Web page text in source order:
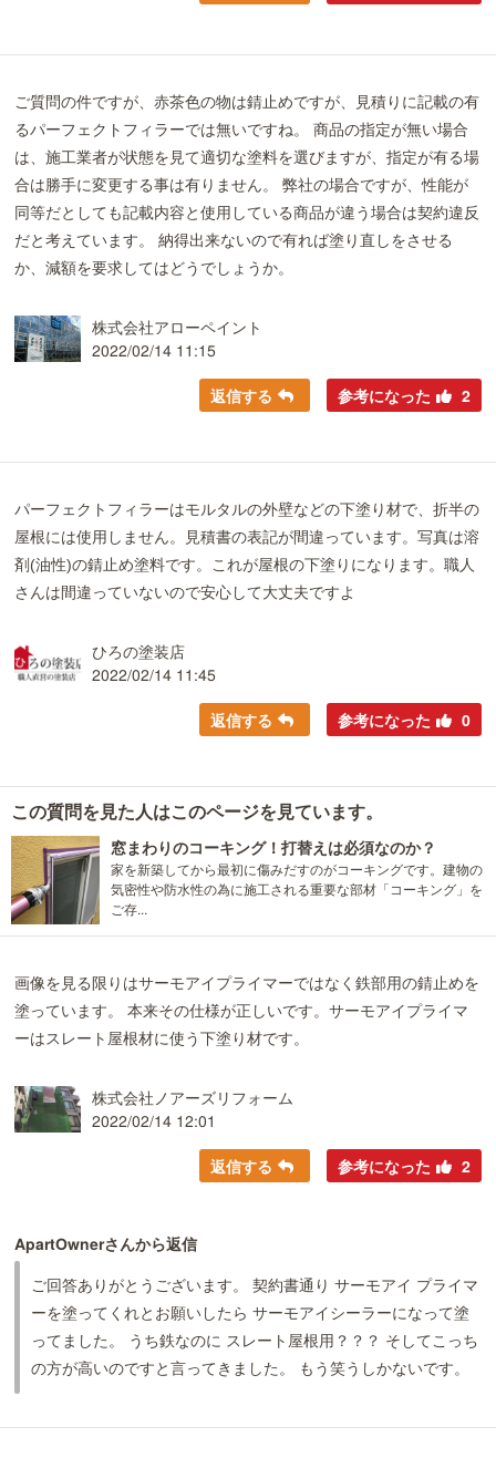
ご質問の件ですが、赤茶色の物は錆止めですが、見積りに記載の有
るパーフェクトフィラーでは無いですね。 商品の指定が無い場合
は、施工業者が状態を見て適切な塗料を選びますが、指定が有る場
合は勝手に変更する事は有りません。 弊社の場合ですが、性能が
同等だとしても記載内容と使用している商品が違う場合は契約違反
だと考えています。 納得出来ないので有れば塗り直しをさせる
か、減額を要求してはどうでしょうか。
株式会社アローペイント
2022/02/14 11:15
返信する 参考になった 2
パーフェクトフィラーはモルタルの外壁などの下塗り材で、折半の
屋根には使用しません。見積書の表記が間違っています。写真は溶
剤(油性)の錆止め塗料です。これが屋根の下塗りになります。職人
さんは間違っていないので安心して大丈夫ですよ
ひろの塗装店
2022/02/14 11:45
返信する 参考になった 0
この質問を見た人はこのページを見ています。
窓まわりのコーキング！打替えは必須なのか？
家を新築してから最初に傷みだすのがコーキングです。建物の
気密性や防水性の為に施工される重要な部材「コーキング」を
ご存...
画像を見る限りはサーモアイプライマーではなく鉄部用の錆止めを
塗っています。 本来その仕様が正しいです。サーモアイプライマ
ーはスレート屋根材に使う下塗り材です。
株式会社ノアーズリフォーム
2022/02/14 12:01
返信する 参考になった 2
ApartOwnerさんから返信
ご回答ありがとうございます。 契約書通り サーモアイ プライマ
ーを塗ってくれとお願いしたら サーモアイシーラーになって塗
ってました。 うち鉄なのに スレート屋根用？？？ そしてこっち
の方が高いのですと言ってきました。 もう笑うしかないです。